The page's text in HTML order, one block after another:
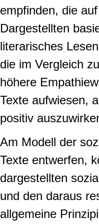
empfinden, die
Dargestellten
literarisches
die im Vergleich
höhere
Texte aufwiesen,
positiv
Am Modell der
Texte entwerfen,
dargestellten
und den daraus
allgemeine